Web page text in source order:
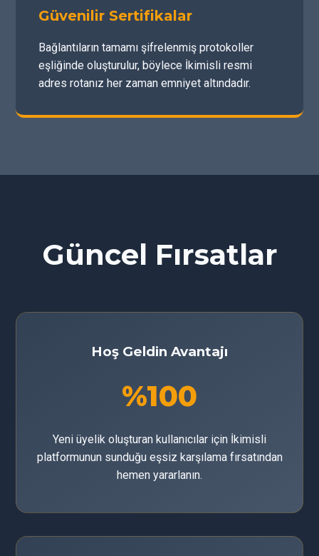
Güvenilir Sertifikalar
Bağlantıların tamamı şifrelenmiş protokoller
eşliğinde oluşturulur, böylece İkimisli resmi
adres rotanız her zaman emniyet altındadır.
Güncel Fırsatlar
Hoş Geldin Avantajı
%100
Yeni üyelik oluşturan kullanıcılar için İkimisli
platformunun sunduğu eşsiz karşılama fırsatından
hemen yararlanın.